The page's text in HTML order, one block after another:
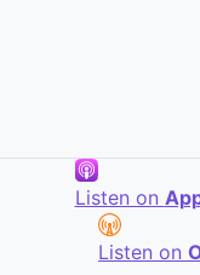
Listen on
Listen on